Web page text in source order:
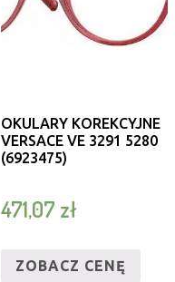
OKULARY KOREKCYJNE
VERSACE VE 3291 5280
(6923475)
471,07 zł
ZOBACZ CENĘ